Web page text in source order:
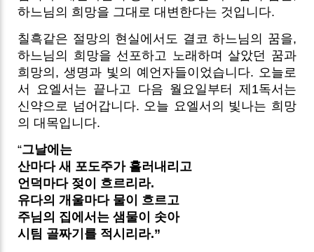
하느님의 희망을 그대로 대변한다는 것입니다.
칠흑같은 절망의 현실에서도 결코 하느님의 꿈을,
하느님의 희망을 선포하고 노래하며 살았던 꿈과
희망의, 생명과 빛의 예언자들이었습니다. 오늘로
서 요엘서는 끝나고 다음 월요일부터 제1독서는
신약으로 넘어갑니다. 오늘 요엘서의 빛나는 희망
의 대목입니다.
“그날에는
산마다 새 포도주가 흘러내리고
언덕마다 젖이 흐르리라.
유다의 개울마다 물이 흐르고
주님의 집에서는 샘물이 솟아
시팀 골짜기를 적시리라.”